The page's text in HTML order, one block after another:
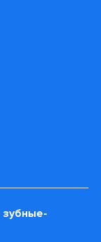
зубные-